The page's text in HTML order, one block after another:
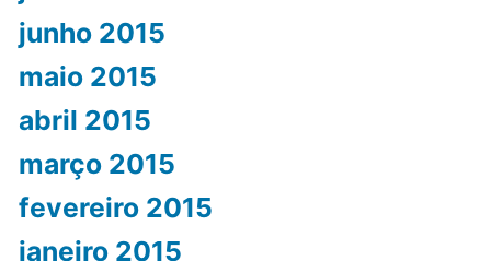
junho 2015
maio 2015
abril 2015
março 2015
fevereiro 2015
janeiro 2015